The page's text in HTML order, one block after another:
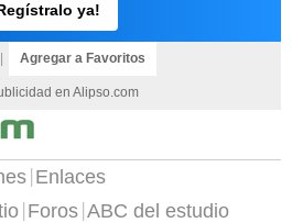
ya!
Agregar a Favoritos
en Alipso.com
Enlaces
Foros ABC del estudio